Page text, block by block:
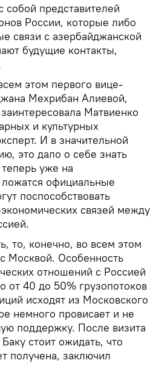
собой представителей
России, которые либо
связи с азербайджанской
будущие контакты,
этом первого вице-
Мехрибан Алиевой,
Матвиенко
и культурных
И в значительной
это дало о себе знать
уже на
официальные
поспособствовать
связей между
то, конечно, во всем этом
Москвой. Особенность
отношений с Россией
от 40 до 50% грузопотоков
исходят из Московского
немного провисает и не
поддержку. После визита
стоит ожидать, что
получена, заключил